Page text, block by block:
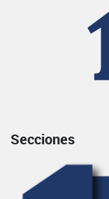
Secciones